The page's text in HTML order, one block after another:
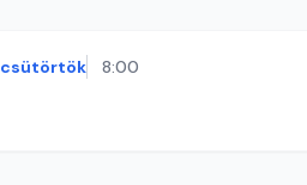
csütörtök 8:00